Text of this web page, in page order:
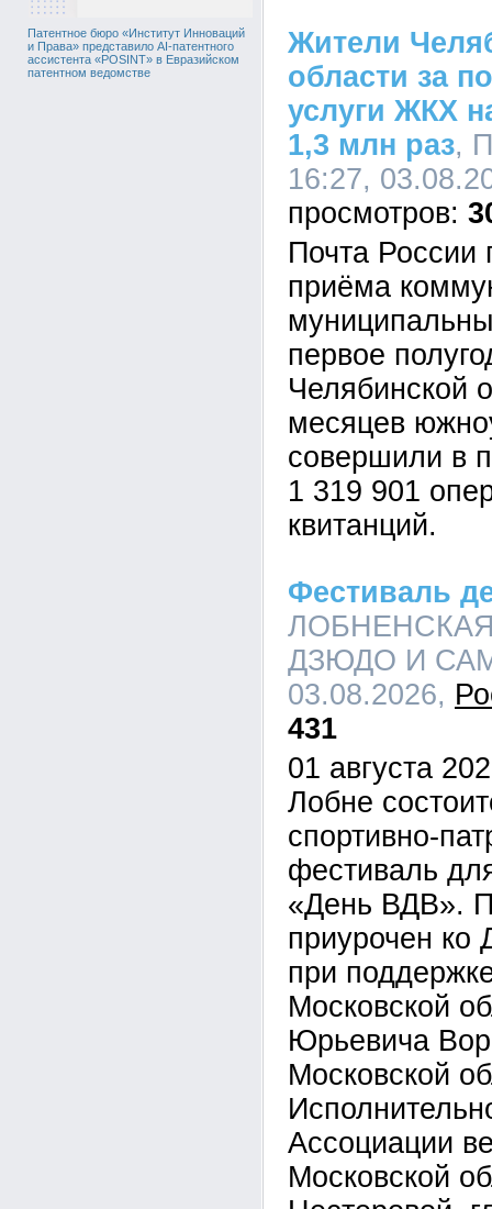
Патентное бюро «Институт Инноваций
и Права» представило AI-патентного
ассистента «POSINT» в Евразийском
патентном ведомстве
Жители
области за
услуги ЖКХ
1,3 млн раз,
16:27,
Почта России
приёма
первое
Челябинской
месяцев
совершили в
1 319 901
квитанций.
Фестиваль
ДЗЮДО И
03.08.2026,
431
01 августа
Лобне
спортивно-
фестиваль
«День ВДВ».
приурочен
при
Московской
Юрьевича
Московской
Ассоциации
Московской